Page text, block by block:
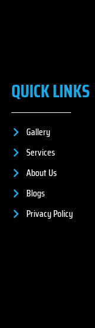
QUICK LINKS
Gallery
Services
About Us
Blogs
Privacy Policy